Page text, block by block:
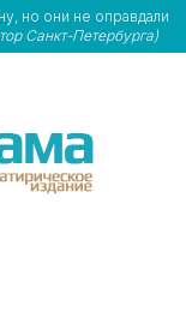
но они не оправдали
Санкт-Петербурга)